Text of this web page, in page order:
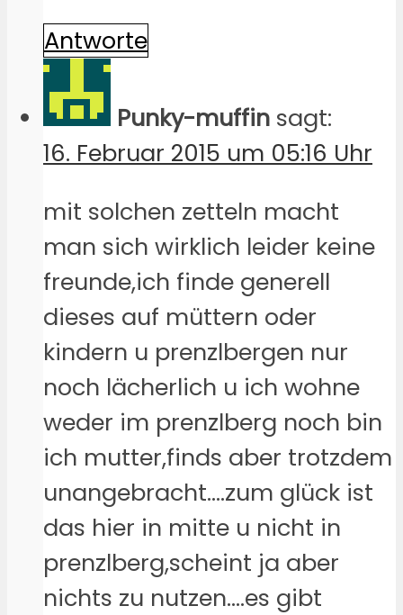
Antworte
Punky-muffin sagt:
16. Februar 2015 um 05:16 Uhr
mit solchen zetteln macht
man sich wirklich leider keine
freunde,ich finde generell
dieses auf müttern oder
kindern u prenzlbergen nur
noch lächerlich u ich wohne
weder im prenzlberg noch bin
ich mutter,finds aber trotzdem
unangebracht….zum glück ist
das hier in mitte u nicht in
prenzlberg,scheint ja aber
nichts zu nutzen….es gibt